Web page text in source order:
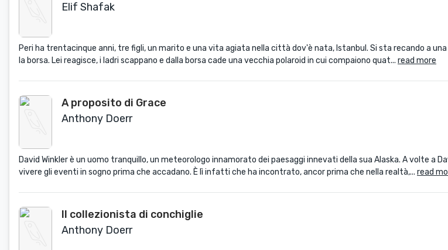
Elif Shafak
Peri ha trentacinque anni, tre figli, un marito e una vita agiata nella città dov'è nata, Istanbul. Si sta recando a
la borsa. Lei reagisce, i ladri scappano e dalla borsa cade una vecchia polaroid in cui compaiono quat... read more
A proposito di Grace
Anthony Doerr
David Winkler è un uomo tranquillo, un meteorologo innamorato dei paesaggi innevati della sua Alaska. A volte a
vivere gli eventi in sogno prima che accadano. È lì infatti che ha incontrato, ancor prima che nella realtà,... read
Il collezionista di conchiglie
Anthony Doerr